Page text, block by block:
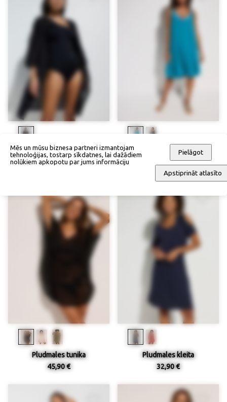
Pludmales kimono
44,90 €
28,90 €
Pludmales tunika
45,90 €
Pludmales kleita
32,90 €
Mēs un mūsu biznesa partneri izmantojam
tehnoloģijas, tostarp sīkdatnes, lai dažādiem
nolūkiem apkopotu par jums informāciju
Pielāgot
Apstiprināt atlasīto